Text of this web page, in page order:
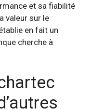
et sa fiabilité
valeur sur le
en fait un
cherche à